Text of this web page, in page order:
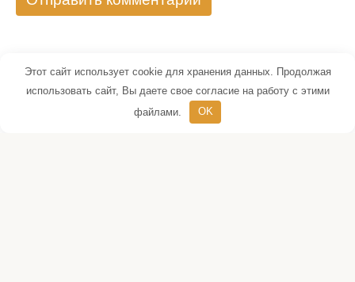
© 2026 Лучшие мужские хобби © Все
Этот сайт использует cookie для хранения данных. Продолжая
использовать сайт, Вы даете свое согласие на работу с этими
файлами.
OK